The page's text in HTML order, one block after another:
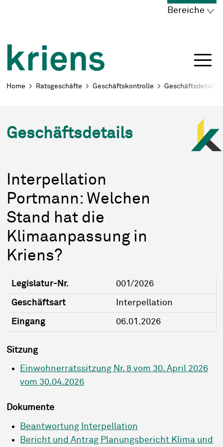
Navigieren in Kriens
Bereiche
Breadcrumb
Home Ratsgeschäfte Geschäftskontrolle Geschäftsdetails
Geschäftsdetails
Interpellation
Portmann: Welchen
Stand hat die
Klimaanpassung in
Kriens?
Legislatur-Nr. 001/2026
Geschäftsart Interpellation
Eingang 06.01.2026
Sitzung
Einwohnerratssitzung Nr. 8 vom 30. April 2026
vom 30.04.2026
Dokumente
Beantwortung Interpellation
Bericht und Antrag Planungsbericht Klima und